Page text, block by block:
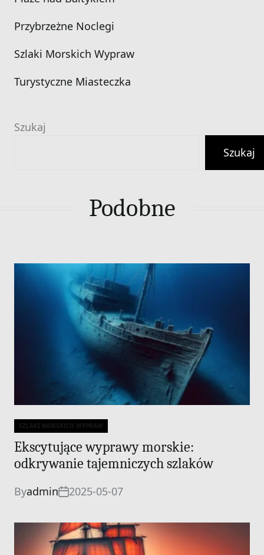
Przybrzeżne Noclegi
Szlaki Morskich Wypraw
Turystyczne Miasteczka
Szukaj
Szukaj
Podobne
Categories
SZLAKI MORSKICH WYPRAW
Ekscytujące wyprawy morskie:
odkrywanie tajemniczych szlaków
Byadmin 2025-05-07